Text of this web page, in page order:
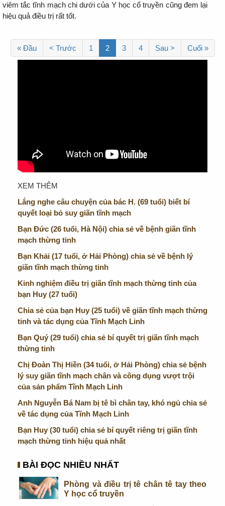
viêm tắc tĩnh mạch chi dưới của Y học cổ truyền cũng đem lại
hiệu quả điều trị rất tốt.
« Đầu < Trước 1 2 3 4 Sau > Cuối »
XEM THÊM
Lắng nghe câu chuyện của bác H. (69 tuổi) biết bí
quyết loại bỏ suy giãn tĩnh mạch
Bạn Đức (26 tuổi, Hà Nội) chia sẻ về bệnh giãn tĩnh
mạch thừng tinh
Bạn Khải (17 tuổi, ở Hải Phòng) chia sẻ về bệnh lý
giãn tĩnh mạch thừng tinh
Kinh nghiệm điều trị giãn tĩnh mạch thừng tinh của
bạn Huy (27 tuổi)
Chia sẻ của bạn Huy (25 tuổi) về giãn tĩnh mạch thừng
tinh và tác dụng của Tĩnh Mạch Linh
Bạn Quý (29 tuổi) chia sẻ bí quyết trị giãn tĩnh mạch
thừng tinh
Chị Đoàn Thị Hiền (34 tuổi, ở Hải Phòng) chia sẻ bệnh
lý suy giãn tĩnh mạch chân và công dụng vượt trội
của sản phẩm Tĩnh Mạch Linh
Anh Nguyễn Bá Nam bị tê bì chân tay, khó ngủ chia sẻ
về tác dụng của Tĩnh Mạch Linh
Bạn Huy (30 tuổi) chia sẻ bí quyết riêng trị giãn tĩnh
mạch thừng tinh hiệu quả nhất
BÀI ĐỌC NHIỀU NHẤT
Phòng và điều trị tê chân tê tay theo
Y học cổ truyền